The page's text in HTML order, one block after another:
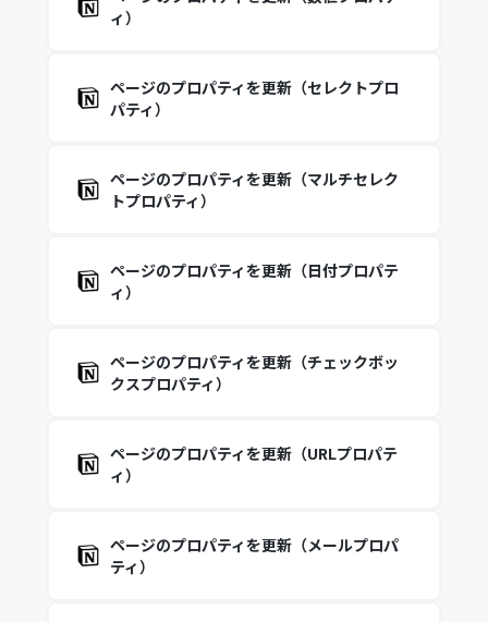
ィ）
ページのプロパティを更新（セレクトプロ
パティ）
ページのプロパティを更新（マルチセレク
トプロパティ）
ページのプロパティを更新（日付プロパテ
ィ）
ページのプロパティを更新（チェックボッ
クスプロパティ）
ページのプロパティを更新（URLプロパテ
ィ）
ページのプロパティを更新（メールプロパ
ティ）